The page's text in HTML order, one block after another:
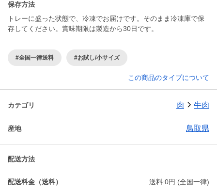
保存方法
トレーに盛った状態で、冷凍でお届けです。そのまま冷凍庫で保
存してください。賞味期限は製造から30日です。
#全国一律送料 #お試し/小サイズ
この商品のタイプについて
カテゴリ 肉 牛肉
産地 鳥取県
配送方法
配送料金（送料） 送料:0円 (全国一律)